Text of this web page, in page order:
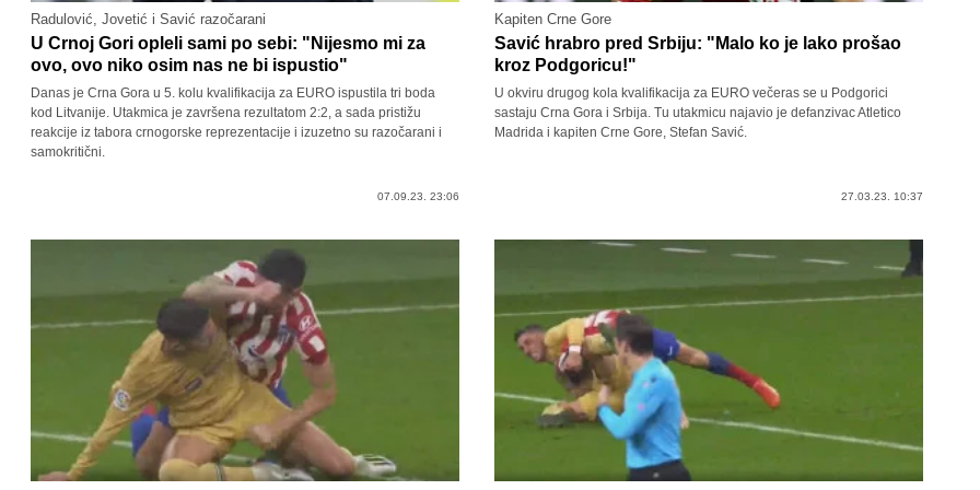
Radulović, Jovetić i Savić razočarani
U Crnoj Gori opleli sami po sebi: "Nijesmo mi za
ovo, ovo niko osim nas ne bi ispustio"
Danas je Crna Gora u 5. kolu kvalifikacija za EURO ispustila tri boda
kod Litvanije. Utakmica je završena rezultatom 2:2, a sada pristižu
reakcije iz tabora crnogorske reprezentacije i izuzetno su razočarani i
samokritični.
07.09.23. 23:06
Kapiten Crne Gore
Savić hrabro pred Srbiju: "Malo ko je lako prošao
kroz Podgoricu!"
U okviru drugog kola kvalifikacija za EURO večeras se u Podgorici
sastaju Crna Gora i Srbija. Tu utakmicu najavio je defanzivac Atletico
Madrida i kapiten Crne Gore, Stefan Savić.
27.03.23. 10:37